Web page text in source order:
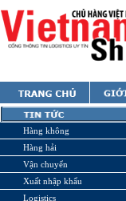
Hàng không
Hàng hải
Vận chuyển
Xuất nhập khẩu
Logistics